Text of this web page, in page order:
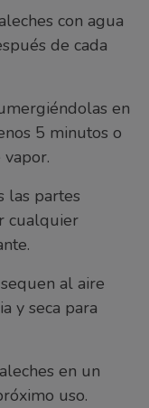
con agua
de cada
en
5 minutos o
las partes
cualquier
al aire
y seca para
en un
uso.